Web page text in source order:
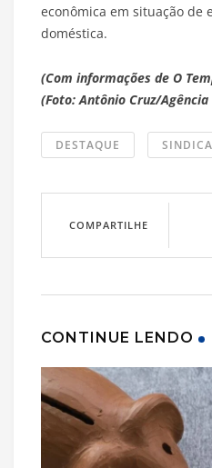
econômica em situação de
doméstica.
(Com informações de O
(Foto: Antônio Cruz/
DESTAQUE
COMPARTILHE
CONTINUE LENDO